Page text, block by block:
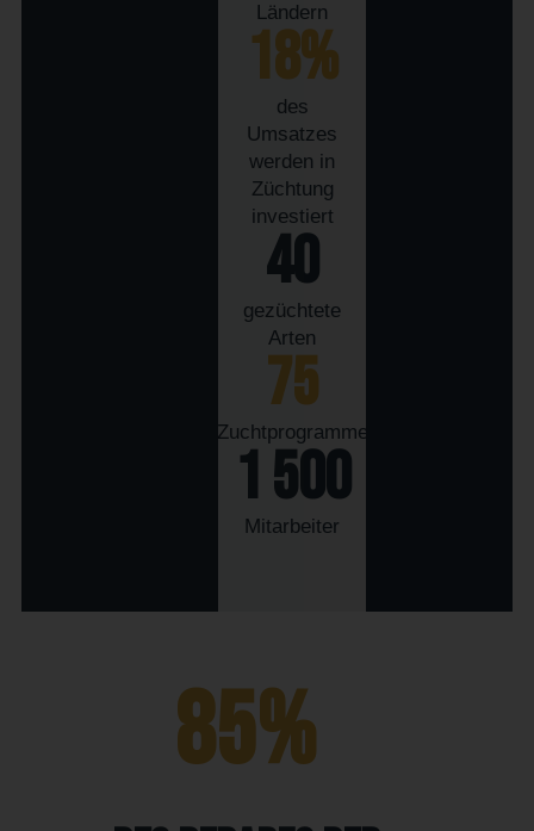
Ländern
des
Umsatzes
werden in
Züchtung
investiert
18%
gezüchtete
Arten
40
Zuchtprogramme
75
Mitarbeiter
1 500
85%